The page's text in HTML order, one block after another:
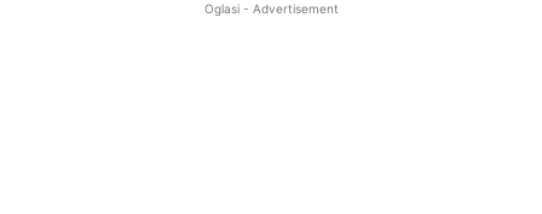
Oglasi - Advertisement